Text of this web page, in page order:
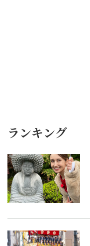
ランキング